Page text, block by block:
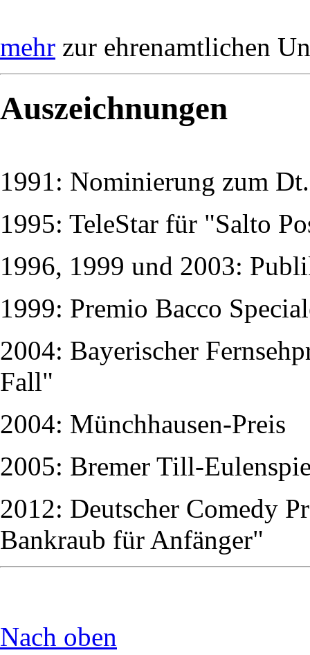
mehr zur ehrenamtlichen
Auszeichnungen
1991: Nominierung zum
1995: TeleStar für "Salto
1996, 1999 und 2003:
1999: Premio Bacco
2004: Bayerischer
Fall"
2004: Münchhausen-Preis
2005: Bremer Till-
2012: Deutscher Comedy
Bankraub für Anfänger"
Nach oben